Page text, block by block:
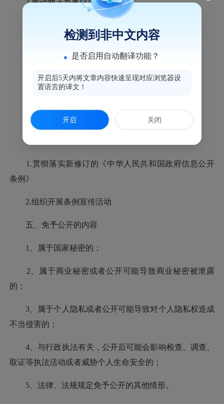
2.推动网上办事服务事项标准化
2.规范和完善办事指南
（六）贯彻落实政府信息公开条例
1.贯彻落实新修订的《中华人民共和国政府信息公开
条例》
2.组织开展条例宣传活动
五、免予公开的内容
1、属于国家秘密的；
2、属于商业秘密或者公开可能导致商业秘密被泄露
的；
3、属于个人隐私或者公开可能导致对个人隐私权造成
不当侵害的；
4、与行政执法有关，公开后可能会影响检查、调查、
取证等执法活动或者威胁个人生命安全的；
5、法律、法规规定免予公开的其他情形。
检测到非中文内容
是否启用自动翻译功能？
开启后5天内将文章内容快速呈现对应浏览器设
置语言的译文！
开启 关闭